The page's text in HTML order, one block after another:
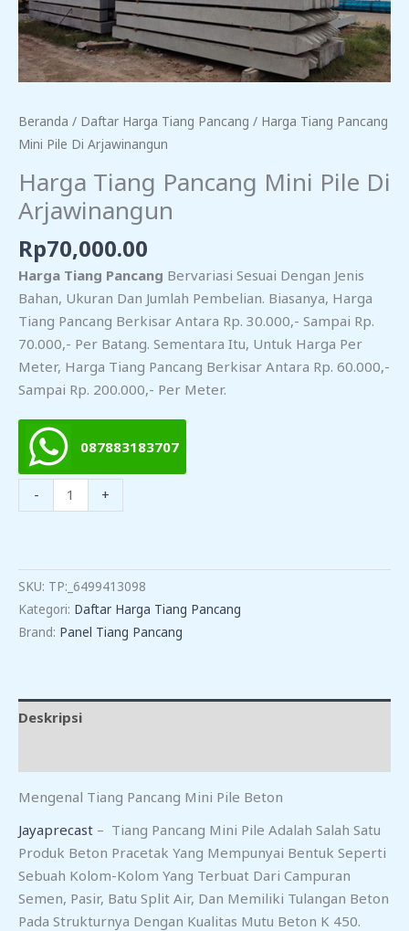
Beranda / Daftar Harga Tiang Pancang / Harga Tiang Pancang
Mini Pile Di Arjawinangun
Harga Tiang Pancang Mini Pile Di
Arjawinangun
Rp70,000.00
Harga Tiang Pancang Bervariasi Sesuai Dengan Jenis
Bahan, Ukuran Dan Jumlah Pembelian. Biasanya, Harga
Tiang Pancang Berkisar Antara Rp. 30.000,- Sampai Rp.
70.000,- Per Batang. Sementara Itu, Untuk Harga Per
Meter, Harga Tiang Pancang Berkisar Antara Rp. 60.000,-
Sampai Rp. 200.000,- Per Meter.
087883183707
-
Kuantitas
Harga
Mini
Pile
Di
+
SKU: TP:_6499413098
Kategori: Daftar Harga Tiang Pancang
Brand: Panel Tiang Pancang
Deskripsi
Mengenal Tiang Pancang Mini Pile Beton
Jayaprecast – Tiang Pancang Mini Pile Adalah Salah Satu
Produk Beton Pracetak Yang Mempunyai Bentuk Seperti
Sebuah Kolom-Kolom Yang Terbuat Dari Campuran
Semen, Pasir, Batu Split Air, Dan Memiliki Tulangan Beton
Pada Strukturnya Dengan Kualitas Mutu Beton K 450.